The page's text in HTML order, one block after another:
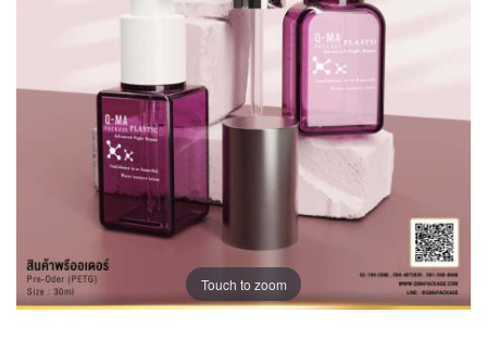
Touch to zoom